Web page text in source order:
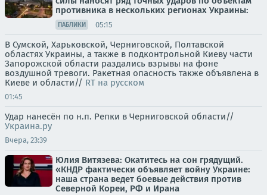
противника в нескольких регионах Украины:
ПАБЛИКИ 05:15
В Сумской, Харьковской, Черниговской, Полтавской
областях Украины, а также в подконтрольной Киеву части
Запорожской области раздались взрывы на фоне
воздушной тревоги. Ракетная опасность также объявлена в
Киеве и области// RT на русском
01:45
Удар нанесён по н.п. Репки в Черниговской области//
Украина.ру
Вчера, 23:39
Юлия Витязева: Окатитесь на сон грядущий.
«КНДР фактически объявляет войну Украине:
наша страна ведет боевые действия против
Северной Кореи, РФ и Ирана